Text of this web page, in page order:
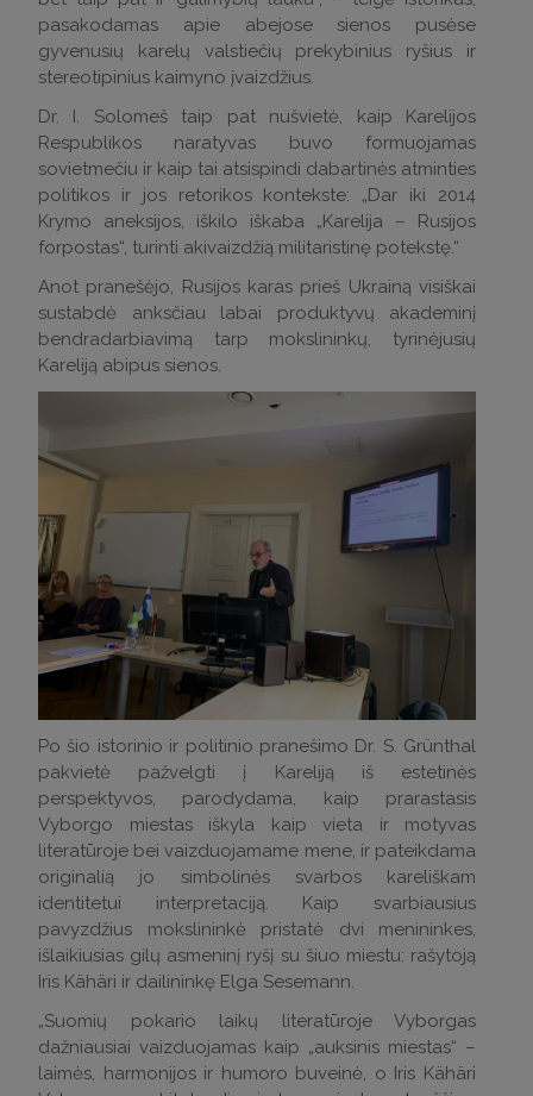
pasakodamas apie abejose sienos pusėse
gyvenusių karelų valstiečių prekybinius ryšius ir
stereotipinius kaimyno įvaizdžius.
Dr. I. Solomeš taip pat nušvietė, kaip Karelijos
Respublikos naratyvas buvo formuojamas
sovietmečiu ir kaip tai atsispindi dabartinės atminties
politikos ir jos retorikos kontekste: „Dar iki 2014
Krymo aneksijos, iškilo iškaba „Karelija – Rusijos
forpostas“, turinti akivaizdžią militaristinę potekstę.“
Anot pranešėjo, Rusijos karas prieš Ukrainą visiškai
sustabdė anksčiau labai produktyvų akademinį
bendradarbiavimą tarp mokslininkų, tyrinėjusių
Kareliją abipus sienos.
Po šio istorinio ir politinio pranešimo Dr. S. Grünthal
pakvietė pažvelgti į Kareliją iš estetinės
perspektyvos, parodydama, kaip prarastasis
Vyborgo miestas iškyla kaip vieta ir motyvas
literatūroje bei vaizduojamame mene, ir pateikdama
originalią jo simbolinės svarbos kareliškam
identitetui interpretaciją. Kaip svarbiausius
pavyzdžius mokslininkė pristatė dvi menininkes,
išlaikiusias gilų asmeninį ryšį su šiuo miestu: rašytoją
Iris Kähäri ir dailininkę Elga Sesemann.
„Suomių pokario laikų literatūroje Vyborgas
dažniausiai vaizduojamas kaip „auksinis miestas“ –
laimės, harmonijos ir humoro buveinė, o Iris Kähäri